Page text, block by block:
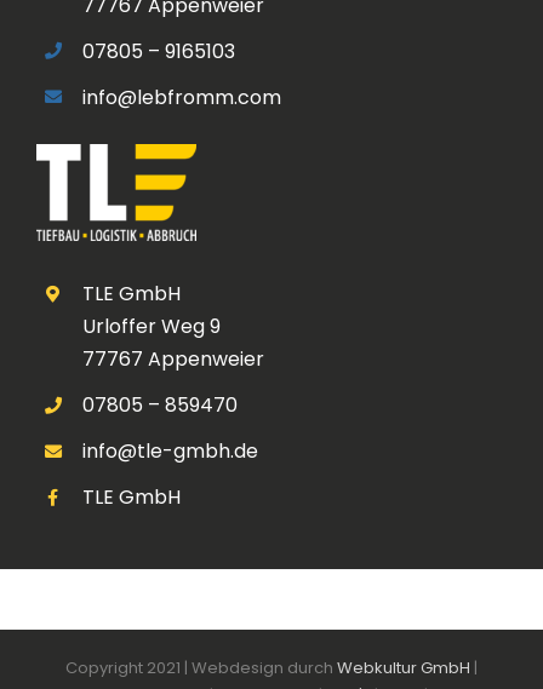
07805 – 9165103
info@lebfromm.com
TLE GmbH
Urloffer Weg 9
77767 Appenweier
07805 – 859470
info@tle-gmbh.de
TLE GmbH
Copyright 2021 | Webdesign durch Webkultur GmbH |